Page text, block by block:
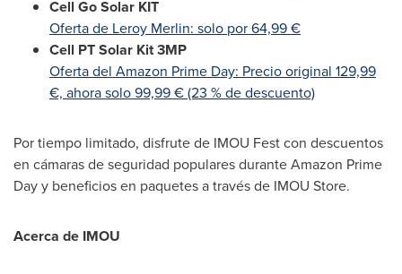
Cell Go Solar KIT
Oferta de Leroy Merlin: solo por 64,99 €
Cell PT Solar Kit 3MP
Oferta del Amazon Prime Day: Precio original 129,99
€, ahora solo 99,99 € (23 % de descuento)
Por tiempo limitado, disfrute de IMOU Fest con descuentos
en cámaras de seguridad populares durante Amazon Prime
Day y beneficios en paquetes a través de IMOU Store.
Acerca de IMOU